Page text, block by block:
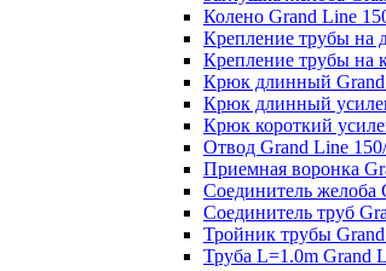
Колено Grand Line
Крепление трубы на
Крепление трубы на
Крюк длинный Grand
Крюк длинный
Крюк короткий
Отвод Grand Line
Приемная воронка
Соединитель желоба
Соединитель труб
Тройник трубы
Труба L=1.0m Grand